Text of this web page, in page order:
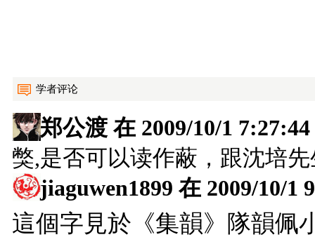
学者评论
郑公渡 在 2009/10/1
獘,是否可以读作蔽，跟沈培
jiaguwen1899 在 2009/10/1
這個字見於《集韻》隊韻佩